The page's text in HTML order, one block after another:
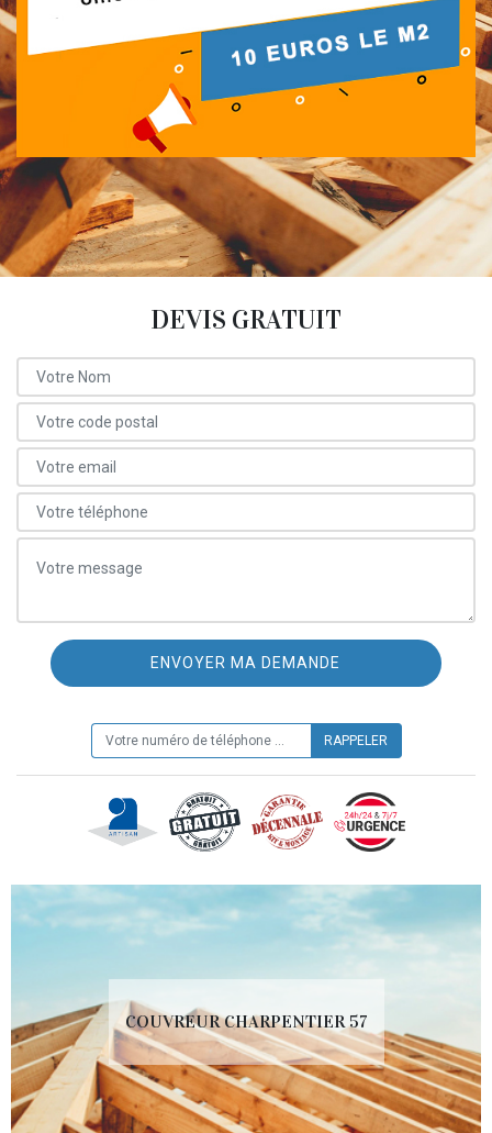
DEVIS GRATUIT
COUVREUR CHARPENTIER 57